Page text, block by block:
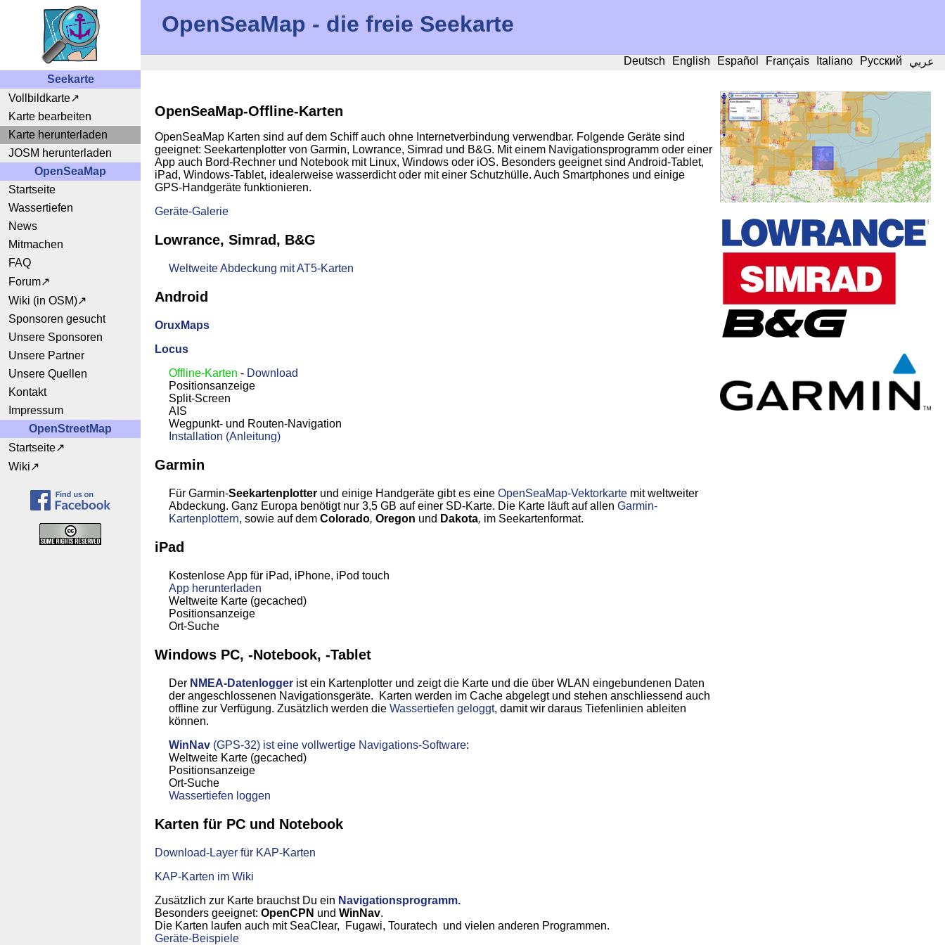
OpenSeaMap - die freie Seekarte
Deutsch English Español Français Italiano Русский
عربي
Seekarte
Vollbildkarte
Karte bearbeiten
Karte herunterladen
JOSM herunterladen
OpenSeaMap
Startseite
Wassertiefen
News
Mitmachen
FAQ
Forum
Wiki (in OSM)
Sponsoren gesucht
Unsere Sponsoren
Unsere Partner
Unsere Quellen
Kontakt
Impressum
OpenStreetMap
Startseite
Wiki
OpenSeaMap-Offline-Karten
OpenSeaMap Karten sind auf dem Schiff auch ohne Internetverbindung verwendbar. Folgende Geräte sind
geeignet: Seekartenplotter von Garmin, Lowrance, Simrad und B&G. Mit einem Navigationsprogramm oder einer
App auch Bord-Rechner und Notebook mit Linux, Windows oder iOS. Besonders geeignet sind Android-Tablet,
iPad, Windows-Tablet, idealerweise wasserdicht oder mit einer Schutzhülle. Auch Smartphones und einige
GPS-Handgeräte funktionieren.
Geräte-Galerie
Lowrance, Simrad, B&G
Weltweite Abdeckung mit AT5-Karten
Android
OruxMaps
Locus
Offline-Karten - Download
Positionsanzeige
Split-Screen
AIS
Wegpunkt- und Routen-Navigation
Installation (Anleitung)
Garmin
Für Garmin-Seekartenplotter und einige Handgeräte gibt es eine OpenSeaMap-Vektorkarte mit weltweiter
Abdeckung. Ganz Europa benötigt nur 3,5 GB auf einer SD-Karte. Die Karte läuft auf allen Garmin-
Kartenplottern, sowie auf dem Colorado, Oregon und Dakota, im Seekartenformat.
iPad
Kostenlose App für iPad, iPhone, iPod touch
App herunterladen
Weltweite Karte (gecached)
Positionsanzeige
Ort-Suche
Windows PC, -Notebook, -Tablet
Der NMEA-Datenlogger ist ein Kartenplotter und zeigt die Karte und die über WLAN eingebundenen Daten
der angeschlossenen Navigationsgeräte. Karten werden im Cache abgelegt und stehen anschliessend auch
offline zur Verfügung. Zusätzlich werden die Wassertiefen geloggt, damit wir daraus Tiefenlinien ableiten
können.
WinNav (GPS-32) ist eine vollwertige Navigations-Software:
Weltweite Karte (gecached)
Positionsanzeige
Ort-Suche
Wassertiefen loggen
Karten für PC und Notebook
Download-Layer für KAP-Karten
KAP-Karten im Wiki
Zusätzlich zur Karte brauchst Du ein Navigationsprogramm.
Besonders geeignet: OpenCPN und WinNav.
Die Karten laufen auch mit SeaClear, Fugawi, Touratech und vielen anderen Programmen.
Geräte-Beispiele